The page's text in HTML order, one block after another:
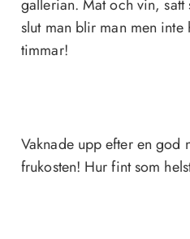
gallerian. Mat och vin, satt
slut man blir man men
timmar!
Vaknade upp efter en god
frukosten! Hur fint som